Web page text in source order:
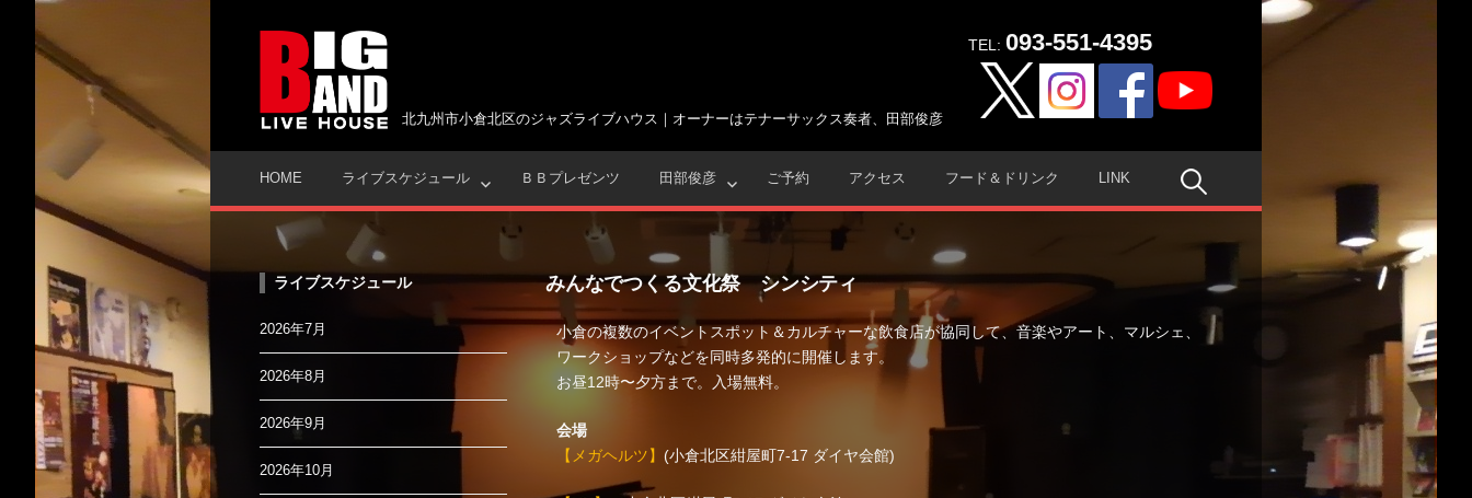
ッ
北九州市小倉北区のジャズライブハウス｜オーナーはテナーサックス奏者、田部俊彦
TEL: 093-551-4395
HOME ライブスケジュール ＢＢプレゼンツ 田部俊彦 ご予約 アクセス フード＆ドリンク LINK 検
みんなでつくる文化祭 シンシティ
小倉の複数のイベントスポット＆カルチャーな飲食店が協同して、音楽やアート、マルシェ、
ワークショップなどを同時多発的に開催します。
お昼12時〜夕方まで。入場無料。
会場
【メガヘルツ】 (小倉北区紺屋町7-17 ダイヤ会館)
ライブスケジュール
2026年7月
2026年8月
2026年9月
2026年10月